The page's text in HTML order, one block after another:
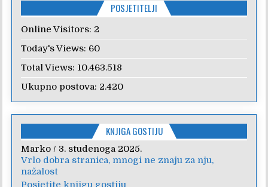
POSJETITELJI
Online Visitors: 2
Today's Views: 60
Total Views: 10.463.518
Ukupno postova: 2.420
KNJIGA GOSTIJU
Anica/7. veljače 2024.
Poštovanje, draga kolegice! Hvala Vam na
nesebičnom radu i promoviranju...
Posjetite knjigu gostiju